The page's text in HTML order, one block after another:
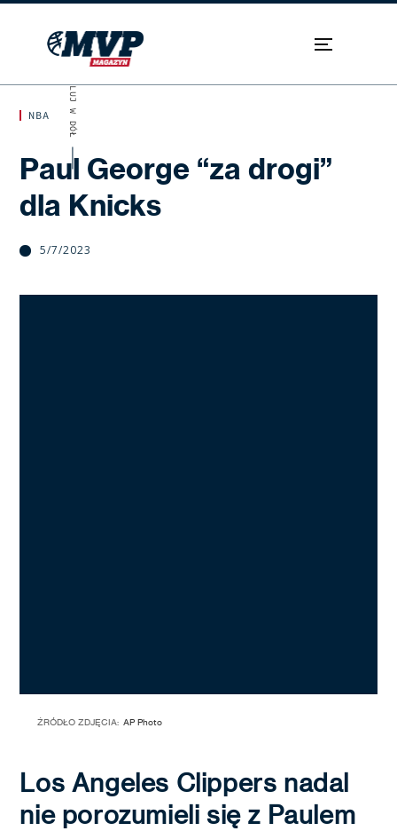
NBA
Paul George “za drogi”
dla Knicks
5/7/2023
SKROLUJ W DÓŁ
ŹRÓDŁO ZDJĘCIA: AP Photo
Los Angeles Clippers nadal
nie porozumieli się z Paulem